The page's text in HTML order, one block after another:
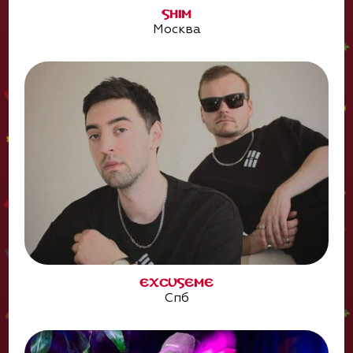
SHIM
Москва
EXCUSEME
Спб